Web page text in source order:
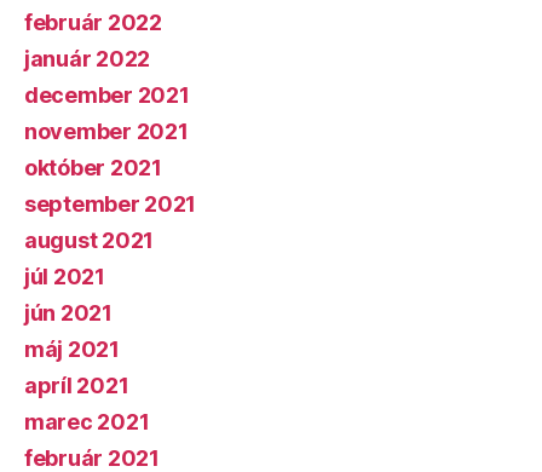
február 2022
január 2022
december 2021
november 2021
október 2021
september 2021
august 2021
júl 2021
jún 2021
máj 2021
apríl 2021
marec 2021
február 2021